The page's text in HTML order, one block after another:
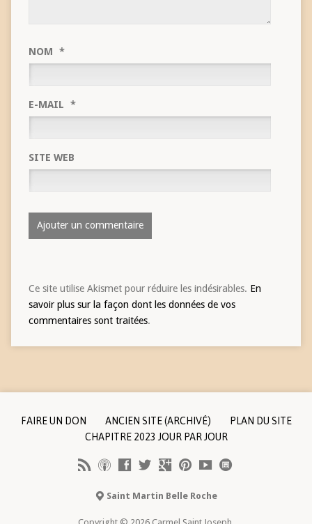
NOM *
E-MAIL *
SITE WEB
Ce site utilise Akismet pour réduire les indésirables. En
savoir plus sur la façon dont les données de vos
commentaires sont traitées.
FAIRE UN DON ANCIEN SITE (ARCHIVÉ)
PLAN DU SITE
CHAPITRE 2023 JOUR PAR JOUR
Saint Martin Belle Roche